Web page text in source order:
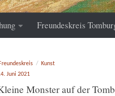
Freundeskreis
/ Kunst
Juni 2021
Monster auf der